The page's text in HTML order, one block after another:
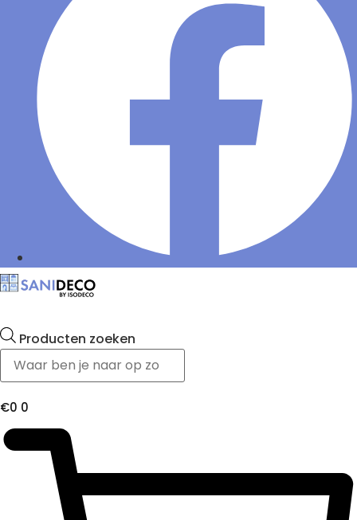
Producten zoeken
€0 0